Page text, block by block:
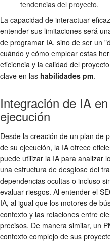
tendencias del proyecto.
La capacidad de interactuar
entender sus limitaciones será
de programar IA, sino de ser un
cuándo y cómo emplear estas
eficiencia y la calidad del
clave en las habilidades pm.
Integración de IA
ejecución
Desde la creación de un plan de
de su ejecución, la IA ofrece
puede utilizar la IA para analizar
una estructura de desglose del
dependencias ocultas o incluso
evaluar riesgos. Al entender el
IA, al igual que los motores de
contexto y las relaciones entre
precisos. De manera similar, un
contexto complejo de sus